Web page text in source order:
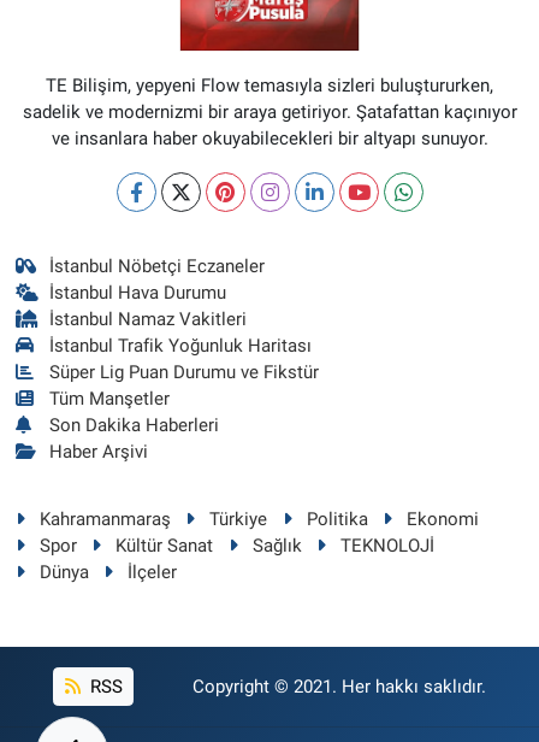
TE Bilişim, yepyeni Flow temasıyla sizleri buluştururken,
sadelik ve modernizmi bir araya getiriyor. Şatafattan kaçınıyor
ve insanlara haber okuyabilecekleri bir altyapı sunuyor.
İstanbul Nöbetçi Eczaneler
İstanbul Hava Durumu
İstanbul Namaz Vakitleri
İstanbul Trafik Yoğunluk Haritası
Süper Lig Puan Durumu ve Fikstür
Tüm Manşetler
Son Dakika Haberleri
Haber Arşivi
Kahramanmaraş Türkiye Politika
Ekonomi
Spor
Kültür Sanat Sağlık
TEKNOLOJİ
Dünya
İlçeler
RSS Copyright © 2021. Her hakkı saklıdır.